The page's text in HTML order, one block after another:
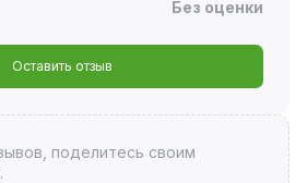
Без оценки
Оставить отзыв
поделитесь своим